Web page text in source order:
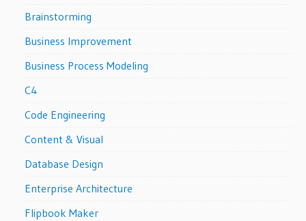
Brainstorming
Business Improvement
Business Process Modeling
C4
Code Engineering
Content & Visual
Database Design
Enterprise Architecture
Flipbook Maker